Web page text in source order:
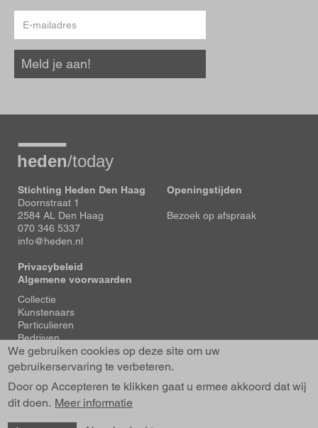
mailadres
Meld je aan!
Stichting Heden Den Haag
Doornstraat 1
2584 AL Den Haag
070 346 5337
info@heden.nl
Privacybeleid
Algemene voorwaarden
Openingstijden
Bezoek op afspraak
Voet
Collectie
Kunstenaars
Particulieren
Bedrijven
Tentoonstellingen
Actueel
About us
Contact
We gebruiken cookies op deze site om uw
gebruikerservaring te verbeteren.
Door op Accepteren te klikken gaat u ermee akkoord dat wij
dit doen. Meer informatie